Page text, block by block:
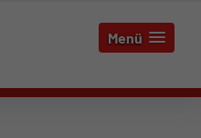
Menü